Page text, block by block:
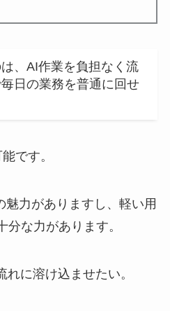
、AI作業を負担なく流
日の業務を普通に回せ
です。
力がありますし、軽い用
な力があります。
に溶け込ませたい。